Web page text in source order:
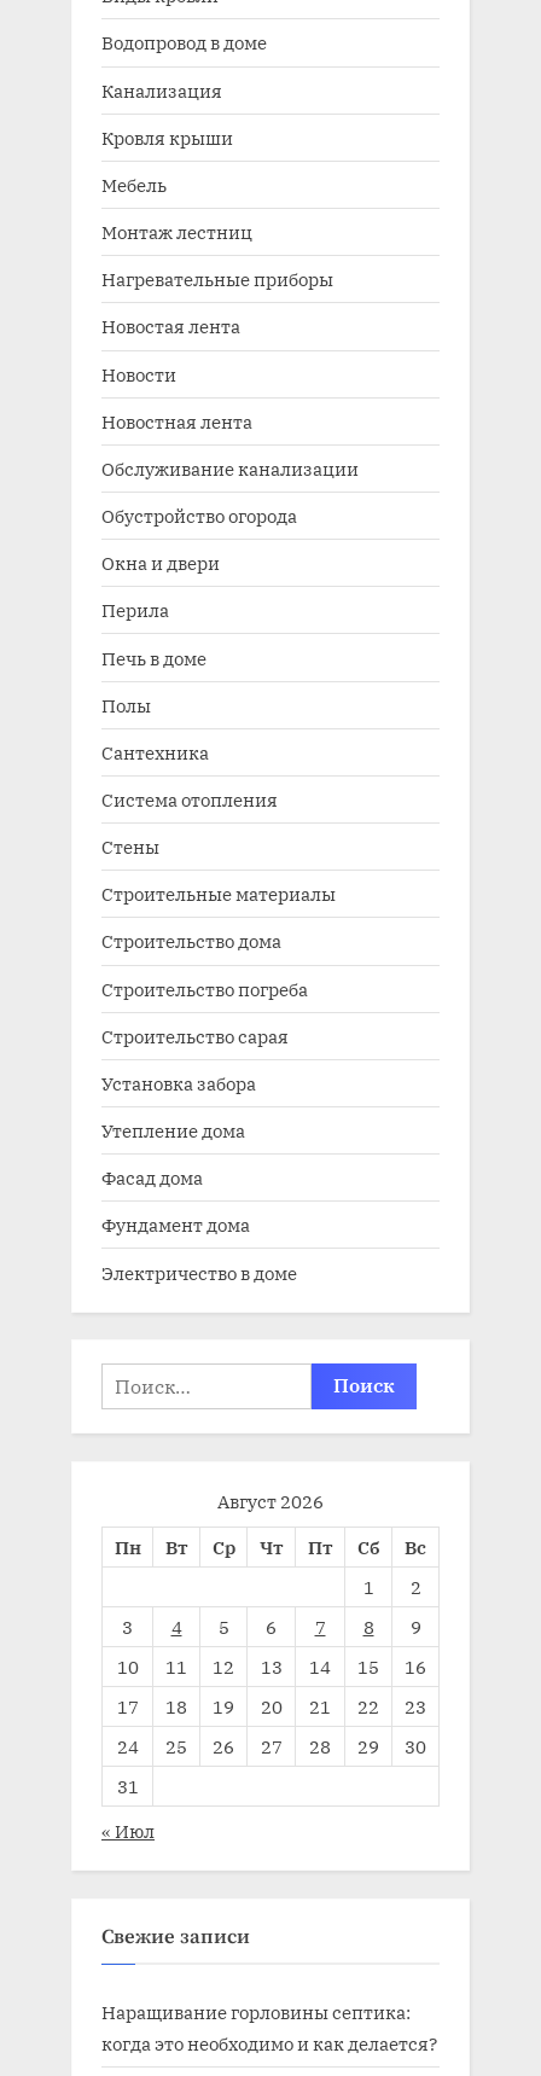
Водопровод в доме
Канализация
Кровля крыши
Мебель
Монтаж лестниц
Нагревательные приборы
Новостая лента
Новости
Новостная лента
Обслуживание канализации
Обустройство огорода
Окна и двери
Перила
Печь в доме
Полы
Сантехника
Система отопления
Стены
Строительные материалы
Строительство дома
Строительство погреба
Строительство сарая
Установка забора
Утепление дома
Фасад дома
Фундамент дома
Электричество в доме
Найти:
Август 2026
Пн
Вт Ср Чт Пт Сб
Вс
1
2
3
4 5 6 7 8
9
10
11 12 13 14 15
16
17
18 19 20 21 22
23
24
25 26 27 28 29
30
31
« Июл
Свежие записи
Наращивание горловины септика:
когда это необходимо и как делается?